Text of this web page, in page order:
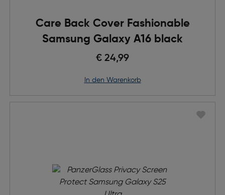
Care Back Cover Fashionable
Samsung Galaxy A16 black
€ 24,99
in den Warenkorb